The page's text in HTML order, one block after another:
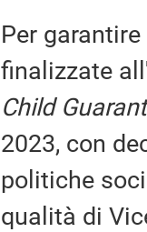
Per
finalizzate
Child
2023, con
politiche
qualità di